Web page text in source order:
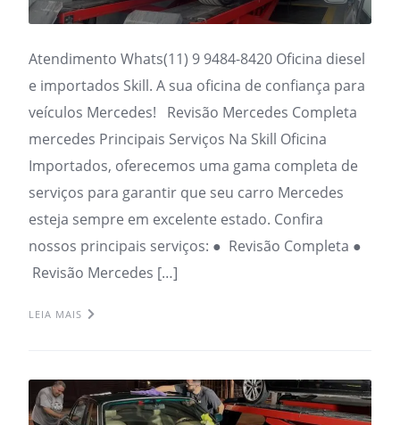
Atendimento Whats(11) 9 9484-8420 Oficina diesel
e importados Skill. A sua oficina de confiança para
veículos Mercedes! Revisão Mercedes Completa
mercedes Principais Serviços Na Skill Oficina
Importados, oferecemos uma gama completa de
serviços para garantir que seu carro Mercedes
esteja sempre em excelente estado. Confira
nossos principais serviços: ● Revisão Completa ●
Revisão Mercedes […]
LEIA MAIS